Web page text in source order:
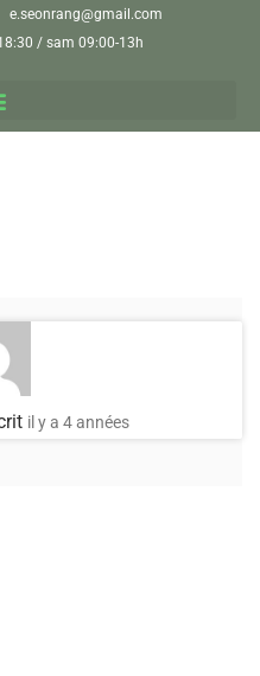
e.seonrang@gmail.com
/ sam 09:00-13h
il y a 4 années